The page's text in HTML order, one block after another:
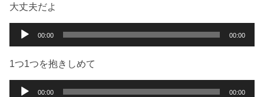
大丈夫だよ
プ
00:00 00:00
1つ1つを抱きしめて
00:00 00:00